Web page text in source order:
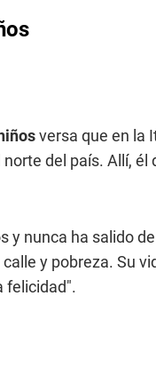
versa que en la
del país. Allí, él
y nunca ha salido
y pobreza. Su
felicidad".